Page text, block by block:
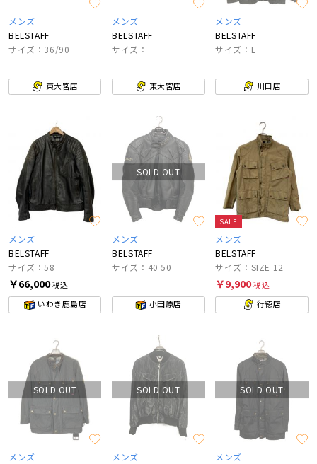
メンズ
BELSTAFF
サイズ：36/90
東大宮店
メンズ
BELSTAFF
サイズ：
東大宮店
メンズ
BELSTAFF
サイズ：L
川口店
メンズ
BELSTAFF
サイズ：58
￥66,000税込
いわき鹿島店
SOLD OUT
メンズ
BELSTAFF
サイズ：40 50
小田原店
SALE
メンズ
BELSTAFF
サイズ：SIZE 12
￥9,900税込
行徳店
SOLD OUT
メンズ
SOLD OUT
メンズ
SOLD OUT
メンズ